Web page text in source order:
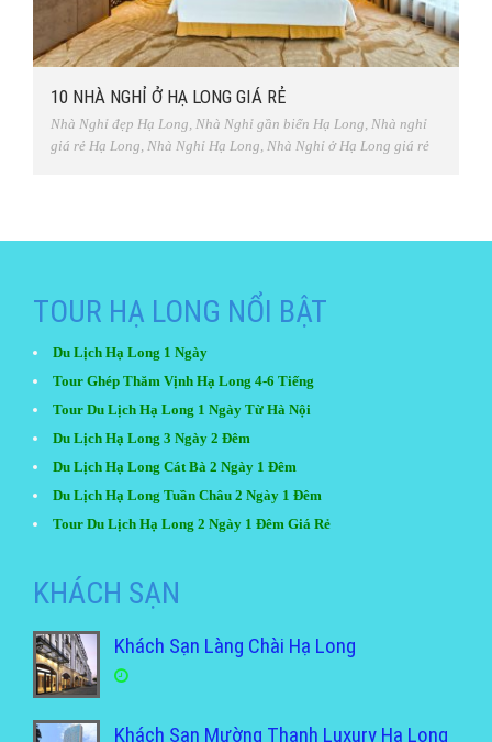
10 NHÀ NGHỈ Ở HẠ LONG GIÁ RẺ
Nhà Nghỉ đẹp Hạ Long Nhà Nghỉ gần biển Hạ Long Nhà nghỉ
giá rẻ Hạ Long Nhà Nghỉ Hạ Long Nhà Nghỉ ở Hạ Long giá rẻ
TOUR HẠ LONG NỔI BẬT
Du Lịch Hạ Long 1 Ngày
Tour Ghép Thăm Vịnh Hạ Long 4-6 Tiếng
Tour Du Lịch Hạ Long 1 Ngày Từ Hà Nội
Du Lịch Hạ Long 3 Ngày 2 Đêm
Du Lịch Hạ Long Cát Bà 2 Ngày 1 Đêm
Du Lịch Hạ Long Tuần Châu 2 Ngày 1 Đêm
Tour Du Lịch Hạ Long 2 Ngày 1 Đêm Giá Rẻ
KHÁCH SẠN
Khách Sạn Làng Chài Hạ Long
Khách Sạn Mường Thanh Luxury Hạ Long